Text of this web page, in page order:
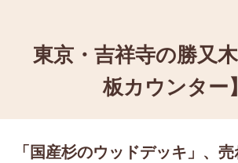
東京・吉祥寺の勝又
板カウンター】
「国産杉のウッドデッキ」、売